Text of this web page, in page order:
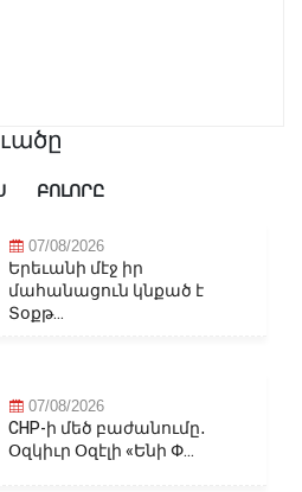
ԲՈԼՈՐԸ
07/08/2026
Երեւանի մէջ իր
մահանացուն կնքած է
Տօքթ...
07/08/2026
CHP-ի մեծ բաժանումը․
Օզկիւր Օզէլի «Ենի Փ...